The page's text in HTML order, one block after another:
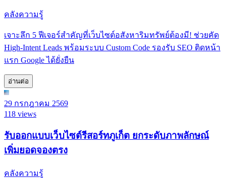
คลังความรู้
เจาะลึก 5 ฟีเจอร์สำคัญที่เว็บไซต์อสังหาริมทรัพย์ต้องมี! ช่วยคัด
High-Intent Leads พร้อมระบบ Custom Code รองรับ SEO ติดหน้า
แรก Google ได้ยั่งยืน
อ่านต่อ
29 กรกฎาคม 2569
118 views
รับออกแบบเว็บไซต์รีสอร์ทภูเก็ต ยกระดับภาพลักษณ์
เพิ่มยอดจองตรง
คลังความรู้